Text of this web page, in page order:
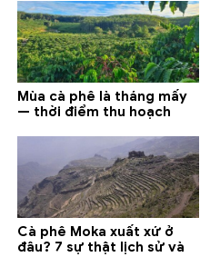
Mùa cà phê là tháng mấy
— thời điểm thu hoạch
Cà phê Moka xuất xứ ở
đâu? 7 sự thật lịch sử và